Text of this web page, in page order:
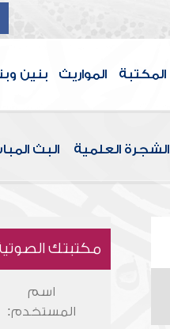
المكتبة المواريث بنين
الشجرة العلمية البث
مكتبتك
اسم
المستخدم: